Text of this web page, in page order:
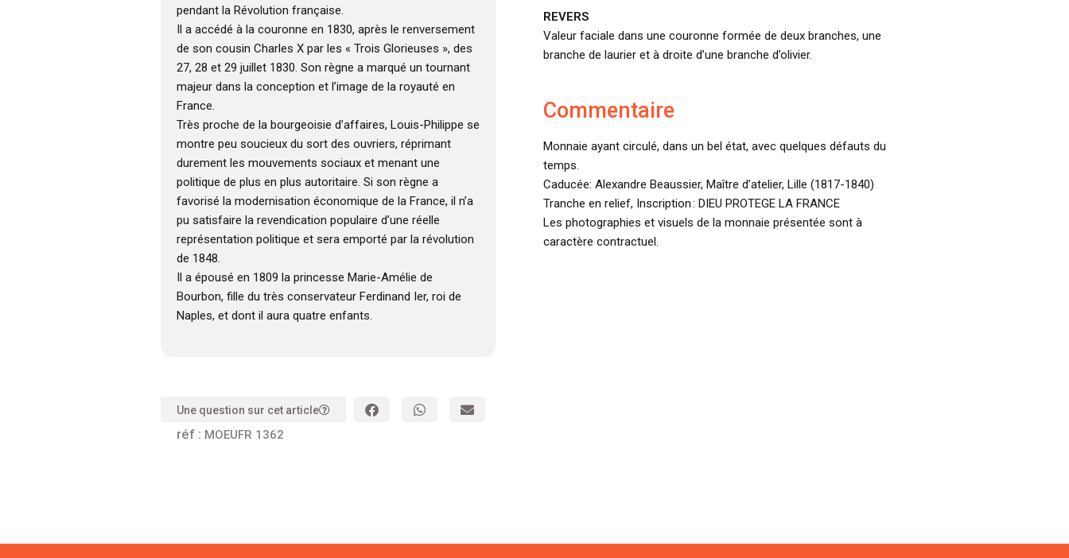
pendant la Révolution française.
Il a accédé à la couronne en 1830, après le renversement
de son cousin Charles X par les « Trois Glorieuses », des
27, 28 et 29 juillet 1830. Son règne a marqué un tournant
majeur dans la conception et l’image de la royauté en
France.
Très proche de la bourgeoisie d’affaires, Louis-Philippe se
montre peu soucieux du sort des ouvriers, réprimant
durement les mouvements sociaux et menant une
politique de plus en plus autoritaire. Si son règne a
favorisé la modernisation économique de la France, il n’a
pu satisfaire la revendication populaire d’une réelle
représentation politique et sera emporté par la révolution
de 1848.
Il a épousé en 1809 la princesse Marie-Amélie de
Bourbon, fille du très conservateur Ferdinand Ier, roi de
Naples, et dont il aura quatre enfants.
Une question sur cet article
réf : MOEUFR 1362
REVERS
Valeur faciale dans une couronne formée de deux branches, une
branche de laurier et à droite d’une branche d’olivier.
Commentaire
Monnaie ayant circulé, dans un bel état, avec quelques défauts du
temps.
Caducée: Alexandre Beaussier, Maître d’atelier, Lille (1817-1840)
Tranche en relief, Inscription : DIEU PROTEGE LA FRANCE
Les photographies et visuels de la monnaie présentée sont à
caractère contractuel.